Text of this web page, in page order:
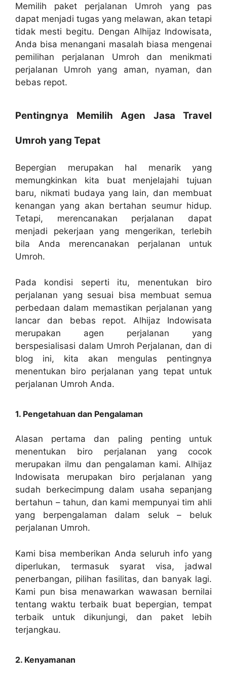
Memilih paket perjalanan Umroh yang pas
dapat menjadi tugas yang melawan, akan tetapi
tidak mesti begitu. Dengan Alhijaz Indowisata,
Anda bisa menangani masalah biasa mengenai
pemilihan perjalanan Umroh dan menikmati
perjalanan Umroh yang aman, nyaman, dan
bebas repot.
Pentingnya Memilih Agen Jasa Travel
Umroh yang Tepat
Bepergian merupakan hal menarik yang
memungkinkan kita buat menjelajahi tujuan
baru, nikmati budaya yang lain, dan membuat
kenangan yang akan bertahan seumur hidup.
Tetapi, merencanakan perjalanan dapat
menjadi pekerjaan yang mengerikan, terlebih
bila Anda merencanakan perjalanan untuk
Umroh.
Pada kondisi seperti itu, menentukan biro
perjalanan yang sesuai bisa membuat semua
perbedaan dalam memastikan perjalanan yang
lancar dan bebas repot. Alhijaz Indowisata
merupakan agen perjalanan yang
berspesialisasi dalam Umroh Perjalanan, dan di
blog ini, kita akan mengulas pentingnya
menentukan biro perjalanan yang tepat untuk
perjalanan Umroh Anda.
1. Pengetahuan dan Pengalaman
Alasan pertama dan paling penting untuk
menentukan biro perjalanan yang cocok
merupakan ilmu dan pengalaman kami. Alhijaz
Indowisata merupakan biro perjalanan yang
sudah berkecimpung dalam usaha sepanjang
bertahun – tahun, dan kami mempunyai tim ahli
yang berpengalaman dalam seluk – beluk
perjalanan Umroh.
Kami bisa memberikan Anda seluruh info yang
diperlukan, termasuk syarat visa, jadwal
penerbangan, pilihan fasilitas, dan banyak lagi.
Kami pun bisa menawarkan wawasan bernilai
tentang waktu terbaik buat bepergian, tempat
terbaik untuk dikunjungi, dan paket lebih
terjangkau.
2. Kenyamanan